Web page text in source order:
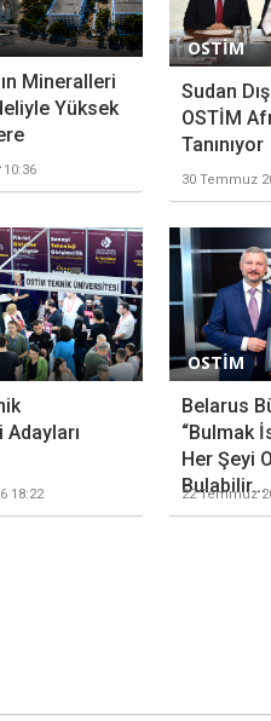
Mineralleri
Yüksek
10:36
OSTİM
Sudan
OSTİM
Tanınıyor
30 Temmuz
18:22
OSTİM
Belarus
“Bulmak
Her Şeyi
Bulabilir...
22 Temmuz